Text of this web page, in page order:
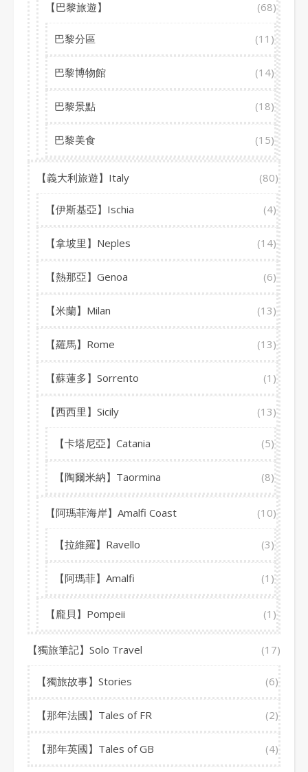
【巴黎旅遊】 (68)
巴黎分區 (11)
巴黎博物館 (14)
巴黎景點 (18)
巴黎美食 (15)
【義大利旅遊】Italy (80)
【伊斯基亞】Ischia (4)
【拿坡里】Neples (14)
【熱那亞】Genoa (6)
【米蘭】Milan (13)
【羅馬】Rome (13)
【蘇蓮多】Sorrento (1)
【西西里】Sicily (13)
【卡塔尼亞】Catania (5)
【陶爾米納】Taormina (8)
【阿瑪菲海岸】Amalfi Coast (10)
【拉維羅】Ravello (3)
【阿瑪菲】Amalfi (1)
【龐貝】Pompeii (1)
【獨旅筆記】Solo Travel (17)
【獨旅故事】Stories (6)
【那年法國】Tales of FR (2)
【那年英國】Tales of GB (4)